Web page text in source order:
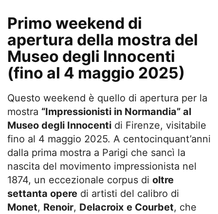
Primo weekend di
apertura della mostra del
Museo degli Innocenti
(fino al 4 maggio 2025)
Questo weekend è quello di apertura per la
mostra “Impressionisti in Normandia” al
Museo degli Innocenti di Firenze, visitabile
fino al 4 maggio 2025. A centocinquant’anni
dalla prima mostra a Parigi che sancì la
nascita del movimento impressionista nel
1874, un eccezionale corpus di oltre
settanta opere di artisti del calibro di
Monet, Renoir, Delacroix e Courbet, che